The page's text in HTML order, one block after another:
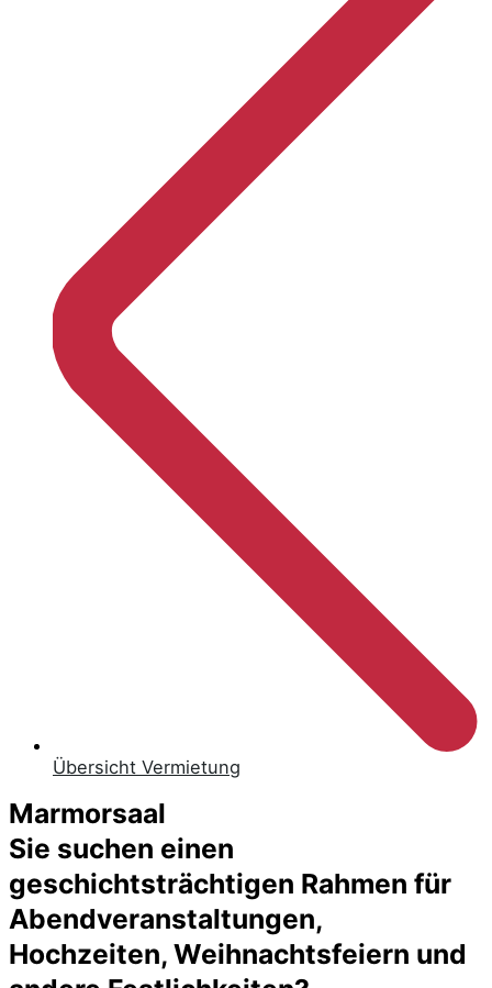
Übersicht Vermietung
Marmorsaal
Sie suchen einen
geschichtsträchtigen Rahmen für
Abendveranstaltungen,
Hochzeiten, Weihnachtsfeiern und